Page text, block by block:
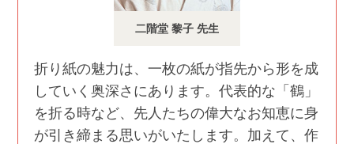
二階堂 黎子 先生
折り紙の魅力は、一枚の紙が指先から形を成
していく奥深さにあります。代表的な「鶴」
を折る時など、先人たちの偉大なお知恵に身
が引き締まる思いがいたします。加えて、作